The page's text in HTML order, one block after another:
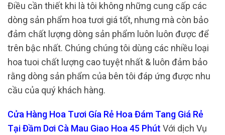
Điều cần thiết khi là tôi không những cung cấp các
dòng sản phẩm hoa tươi giá tốt, nhưng mà còn bảo
đảm chất lượng dòng sản phẩm luôn luôn được để
trên bậc nhất. Chúng chúng tôi dùng các nhiều loại
hoa tuoi chất lượng cao tuyệt nhất & luôn đảm bảo
rằng dòng sản phẩm của bên tôi đáp ứng được nhu
cầu của quý khách hàng.
Cửa Hàng Hoa Tươi Gía Rẻ Hoa Đám Tang Giá Rẻ
Tại Đầm Dơi Cà Mau Giao Hoa 45 Phút Với dịch Vụ